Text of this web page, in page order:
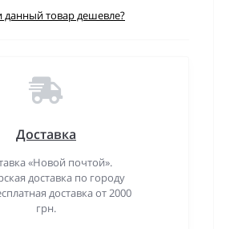
товар дешевле?
Доставка
«Новой почтой».
доставка по городу
доставка от 2000
грн.